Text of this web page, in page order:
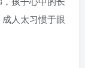
人太习惯于眼